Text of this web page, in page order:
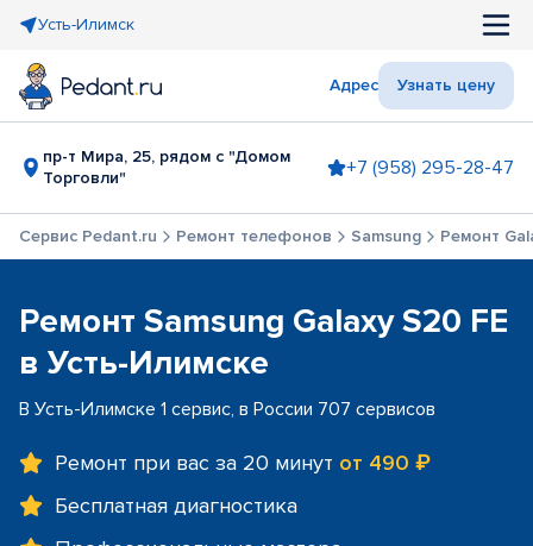
Усть-Илимск
Адрес Узнать цену
пр-т Мира, 25, рядом с "Домом
Торговли"
+7 (958) 295-28-47
Сервис Pedant.ru Ремонт телефонов Samsung Ремонт
Ремонт Samsung Galaxy S20 FE
в Усть-Илимске
В Усть-Илимске 1 сервис, в России 707 сервисов
Ремонт при вас за 20 минут от 490 ₽
Бесплатная диагностика